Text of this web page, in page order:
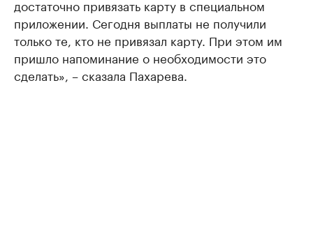
достаточно привязать карту в специальном
приложении. Сегодня выплаты не получили
только те, кто не привязал карту. При этом им
пришло напоминание о необходимости это
сделать», – сказала Пахарева.